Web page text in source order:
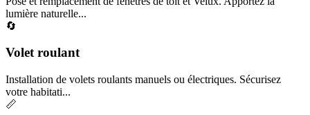
lumière naturelle...
🔄
Volet roulant
Installation de volets roulants manuels ou électriques. Sécurisez
votre habitati...
📏